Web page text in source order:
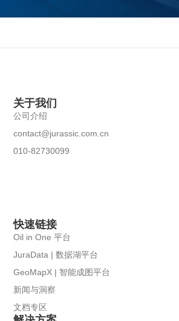
快速链接
Oil in One 平台
JuraData | 数据湖平台
GeoMapX | 智能成图平台
新闻与洞察
文档专区
关于我们
公司介绍
contact@jurassic.com.cn
010-82730099